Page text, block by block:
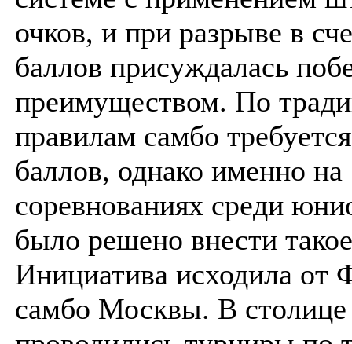
очков, и при разрыве в
баллов присуждалась
преимуществом. По
правилам самбо
баллов, однако именно на
соревнованиях среди
было решено внести
Инициатива исходила от
самбо Москвы. В